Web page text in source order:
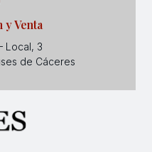
y Venta
Local, 3
de Cáceres